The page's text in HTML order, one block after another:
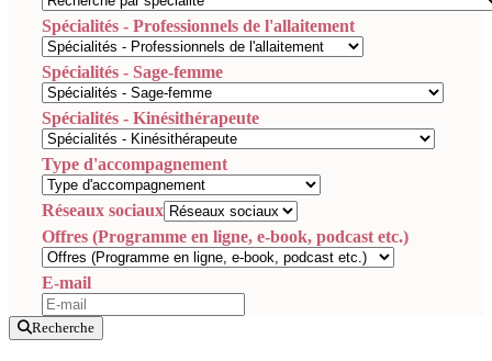
Spécialités - Professionnels de l'allaitement
Spécialités - Sage-femme
Spécialités - Kinésithérapeute
Type d'accompagnement
Réseaux sociaux
Offres (Programme en ligne, e-book, podcast etc.)
E-mail
Recherche